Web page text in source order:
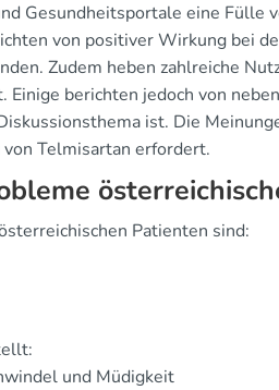
Gesundheitsportale eine Fülle
von positiver Wirkung bei
Zudem heben zahlreiche
berichten jedoch von
ist. Die
Telmisartan erfordert.
Patienten sind:
und Müdigkeit